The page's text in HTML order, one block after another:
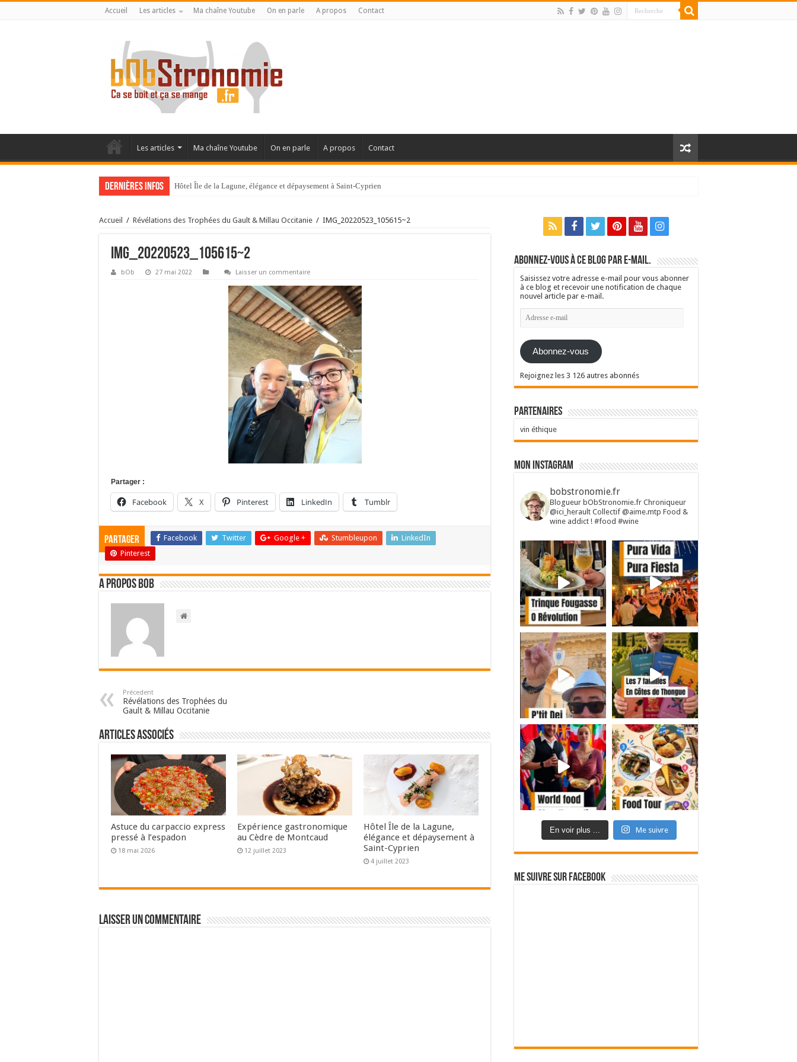
Accueil Les articles Ma chaîne Youtube On en parle A propos Contact
Les articles Ma chaîne Youtube On en parle A propos Contact
Dernières infos Hôtel Île de la Lagune, élégance et dépaysement à Saint-Cyprien
La Villa Duflot, pépite perpignanaise
Accueil / Révélations des Trophées du Gault & Millau Occitanie / IMG_20220523_105615~2
IMG_20220523_105615~2
bOb 27 mai 2022 Laisser un commentaire
Partager :
Facebook X Pinterest LinkedIn Tumblr
Partager Facebook Twitter Google + Stumbleupon
LinkedIn
Pinterest
A propos bOb
Précedent
Révélations des Trophées du
Gault & Millau Occitanie
Articles associés
Astuce du carpaccio express
pressé à l’espadon
18 mai 2026
Expérience gastronomique
au Cèdre de Montcaud
12 juillet 2023
Hôtel Île de la Lagune,
élégance et dépaysement à
Saint-Cyprien
4 juillet 2023
Laisser un commentaire
Abonnez-vous à ce blog par e-mail.
Saisissez votre adresse e-mail pour vous abonner
à ce blog et recevoir une notification de chaque
nouvel article par e-mail.
Adresse
e-
Abonnez-vous
Rejoignez les 3 126 autres abonnés
Partenaires
vin éthique
Mon Instagram
bobstronomie.fr
Blogueur bObStronomie.fr Chroniqueur
@ici_herault Collectif @aime.mtp Food &
wine addict ! #food #wine
En voir plus ... Me suivre
Me suivre sur Facebook